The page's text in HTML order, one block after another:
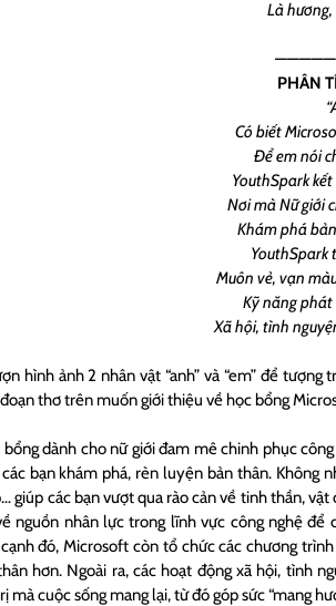
Là
PHÂN
Có biết
Để em nói
YouthSpark
Nơi mà Nữ giới
Khám phá
YouthSpark
Muôn vẻ, vạn
Kỹ năng phát
Xã hội, tình
hình ảnh 2 nhân vật “anh” và “em” để tượng
thơ trên muốn giới thiệu về học bổng
dành cho nữ giới đam mê chinh phục
bạn khám phá, rèn luyện bản thân. Không
giúp các bạn vượt qua rào cản về tinh thần,
nguồn nhân lực trong lĩnh vực công nghệ
đó, Microsoft còn tổ chức các chương
hơn. Ngoài ra, các hoạt động xã hội, tình
mà cuộc sống mang lại, từ đó góp sức “mang